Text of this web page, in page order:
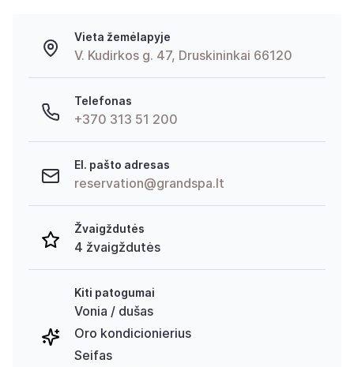
Vieta žemėlapyje
V. Kudirkos g. 47, Druskininkai 66120
Telefonas
+370 313 51 200
El. pašto adresas
reservation@grandspa.lt
Žvaigždutės
4 žvaigždutės
Kiti patogumai
Vonia / dušas
Oro kondicionierius
Seifas